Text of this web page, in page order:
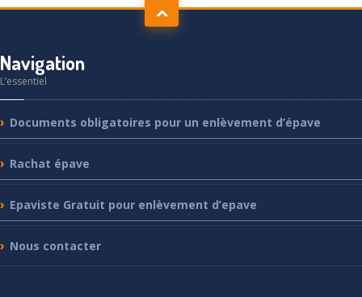
Navigation
L’essentiel
Documents obligatoires pour un enlèvement d’épave
Rachat épave
Epaviste Gratuit pour enlèvement d’epave
Nous contacter